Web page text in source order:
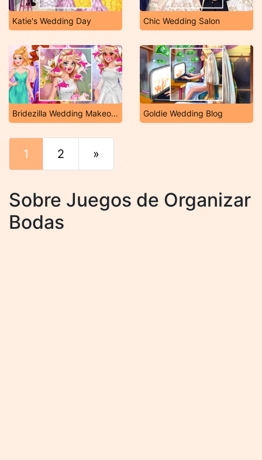
Katie's Wedding Day Chic Wedding Salon
Bridezilla Wedding Makeover Goldie Wedding Blog
1 2 »
Sobre Juegos de Organizar
Bodas